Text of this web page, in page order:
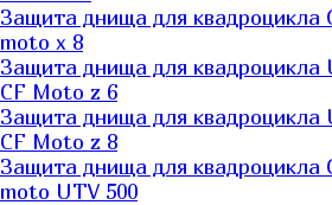
Защита днища для квадроцикла
moto x 8
Защита днища для квадроцикла
CF Moto z 6
Защита днища для квадроцикла
CF Moto z 8
Защита днища для квадроцикла
moto UTV 500